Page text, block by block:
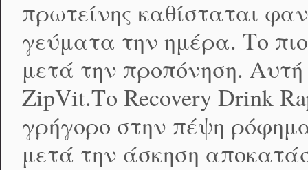
πρωτείνης καθίσταται
γεύματα την ημέρα. Το
μετά την προπόνηση.
ZipVit.Το Recovery Drink
γρήγορο στην πέψη
μετά την άσκηση